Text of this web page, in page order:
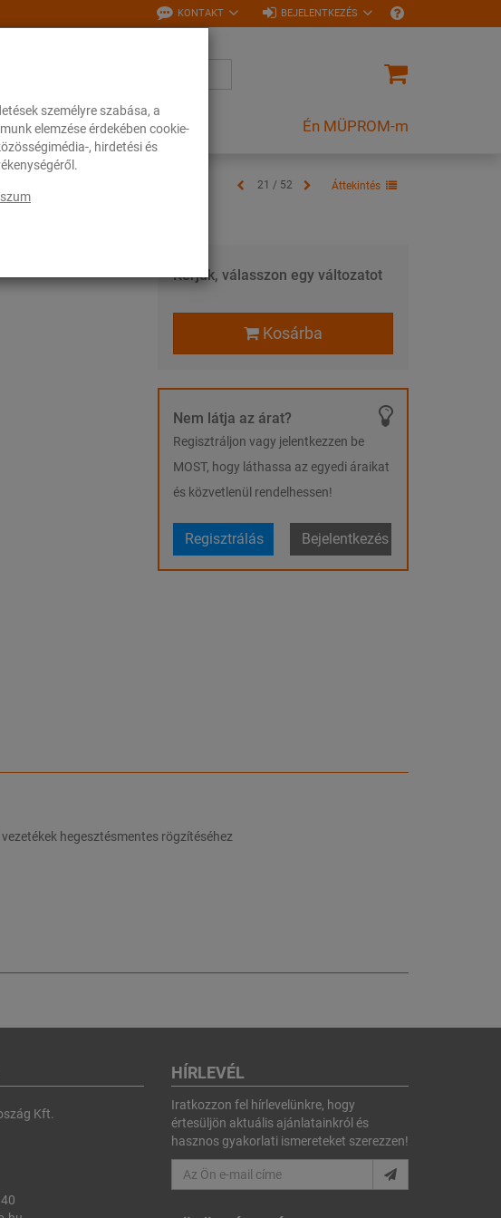
személyre szabása, a
elemzése érdekében cookie-
, hirdetési és
KONTAKT BEJELENTKEZÉS
Én MÜPROM-m
21 / 52 Áttekintés
Kérjük, válasszon egy változatot
Kosárba
Nem látja az árat?
Regisztráljon vagy jelentkezzen be
MOST, hogy láthassa az egyedi áraikat
és közvetlenül rendelhessen!
Regisztrálás Bejelentkezés
hegesztésmentes rögzítéséhez
Kft.
HÍRLEVÉL
Iratkozzon fel hírlevelünkre, hogy
értesüljön aktuális ajánlatainkról és
hasznos gyakorlati ismereteket szerezzen!